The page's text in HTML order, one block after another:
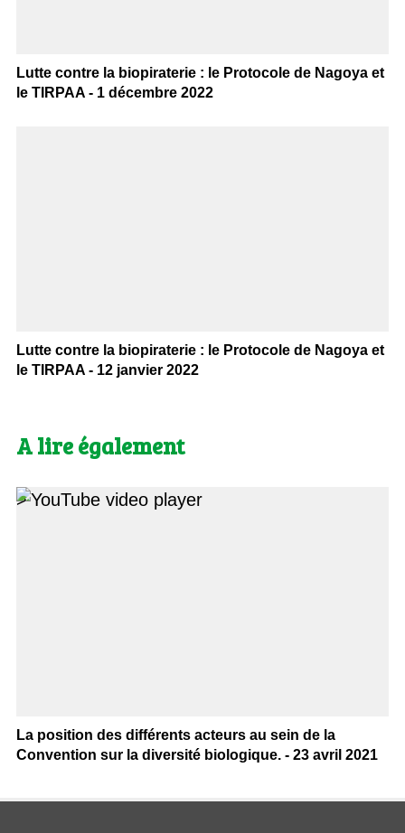
Lutte contre la biopiraterie : le Protocole de Nagoya et
le TIRPAA - 1 décembre 2022
Lutte contre la biopiraterie : le Protocole de Nagoya et
le TIRPAA - 12 janvier 2022
A lire également
>
La position des différents acteurs au sein de la
Convention sur la diversité biologique. - 23 avril 2021